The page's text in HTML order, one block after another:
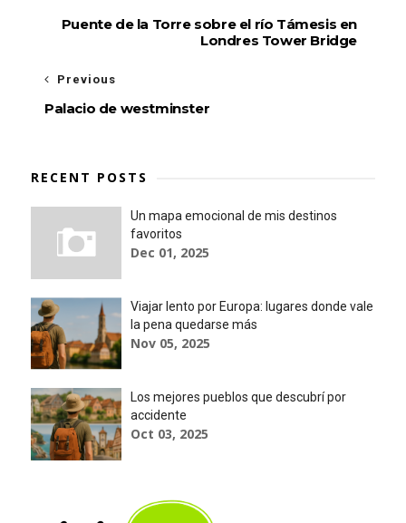
Puente de la Torre sobre el río Támesis en
Londres Tower Bridge
Previous
Palacio de westminster
RECENT POSTS
Un mapa emocional de mis destinos
favoritos
Dec 01, 2025
Viajar lento por Europa: lugares donde vale
la pena quedarse más
Nov 05, 2025
Los mejores pueblos que descubrí por
accidente
Oct 03, 2025